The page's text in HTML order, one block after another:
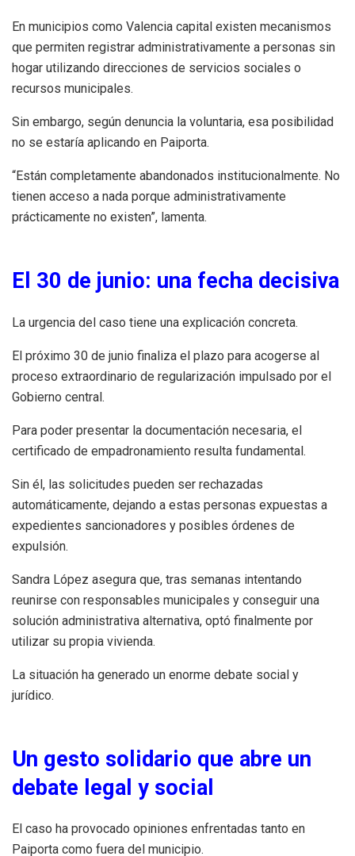
En municipios como Valencia capital existen mecanismos
que permiten registrar administrativamente a personas sin
hogar utilizando direcciones de servicios sociales o
recursos municipales.
Sin embargo, según denuncia la voluntaria, esa posibilidad
no se estaría aplicando en Paiporta.
“Están completamente abandonados institucionalmente. No
tienen acceso a nada porque administrativamente
prácticamente no existen”, lamenta.
El 30 de junio: una fecha decisiva
La urgencia del caso tiene una explicación concreta.
El próximo 30 de junio finaliza el plazo para acogerse al
proceso extraordinario de regularización impulsado por el
Gobierno central.
Para poder presentar la documentación necesaria, el
certificado de empadronamiento resulta fundamental.
Sin él, las solicitudes pueden ser rechazadas
automáticamente, dejando a estas personas expuestas a
expedientes sancionadores y posibles órdenes de
expulsión.
Sandra López asegura que, tras semanas intentando
reunirse con responsables municipales y conseguir una
solución administrativa alternativa, optó finalmente por
utilizar su propia vivienda.
La situación ha generado un enorme debate social y
jurídico.
Un gesto solidario que abre un
debate legal y social
El caso ha provocado opiniones enfrentadas tanto en
Paiporta como fuera del municipio.